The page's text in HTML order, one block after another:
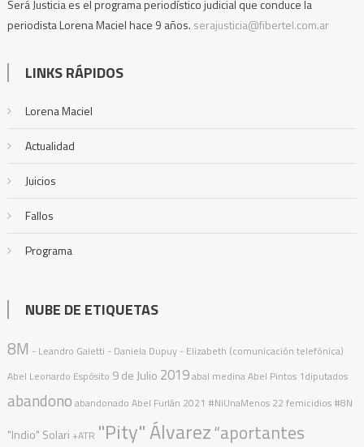
Será Justicia es el programa periodístico judicial que conduce la
periodista Lorena Maciel hace 9 años. serajusticia@fibertel.com.ar
LINKS RÁPIDOS
Lorena Maciel
Actualidad
Juicios
Fallos
Programa
NUBE DE ETIQUETAS
8M - Leandro Galetti - Daniela Dupuy - Elizabeth (comunicación telefónica)
Abel Leonardo Espósito 9 de Julio 2019abal medinaAbel Pintos 1diputados
abandono abandonado Abel Furlán 2021 #NiUnaMenos 22 femicidios #8N
"Indio" Solari +ATR "Pity" Álvarez“aportantes